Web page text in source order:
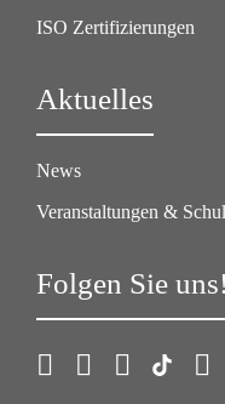
ISO Zertifizierungen
Aktuelles
News
Veranstaltungen &
Folgen Sie uns!